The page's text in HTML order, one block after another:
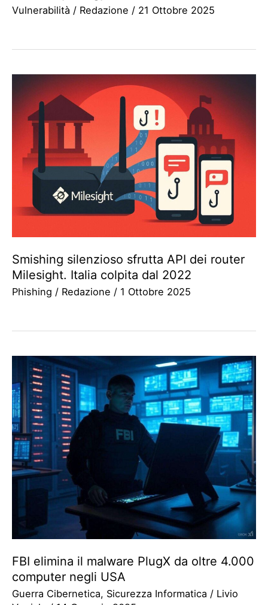
Vulnerabilità / Redazione / 21 Ottobre 2025
Smishing silenzioso sfrutta API dei router
Milesight. Italia colpita dal 2022
Phishing / Redazione / 1 Ottobre 2025
FBI elimina il malware PlugX da oltre 4.000
computer negli USA
Guerra Cibernetica, Sicurezza Informatica / Livio